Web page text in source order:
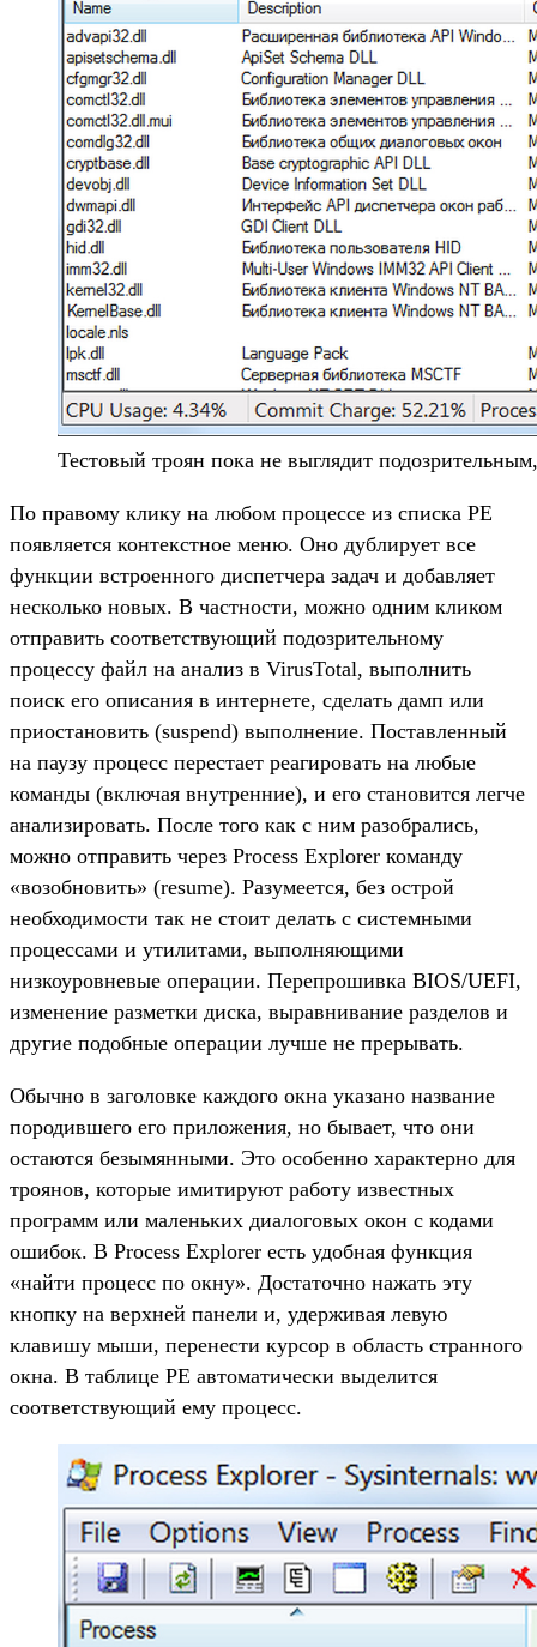
Тестовый троян пока не выглядит
По правому клику на любом процессе из списка PE
появляется контекстное меню. Оно дублирует все
функции встроенного диспетчера задач и добавляет
несколько новых. В частности, можно одним кликом
отправить соответствующий подозрительному
процессу файл на анализ в VirusTotal, выполнить
поиск его описания в интернете, сделать дамп или
приостановить (suspend) выполнение. Поставленный
на паузу процесс перестает реагировать на любые
команды (включая внутренние), и его становится легче
анализировать. После того как с ним разобрались,
можно отправить через Process Explorer команду
«возобновить» (resume). Разумеется, без острой
необходимости так не стоит делать с системными
процессами и утилитами, выполняющими
низкоуровневые операции. Перепрошивка BIOS/UEFI,
изменение разметки диска, выравнивание разделов и
другие подобные операции лучше не прерывать.
Обычно в заголовке каждого окна указано название
породившего его приложения, но бывает, что они
остаются безымянными. Это особенно характерно для
троянов, которые имитируют работу известных
программ или маленьких диалоговых окон с кодами
ошибок. В Process Explorer есть удобная функция
«найти процесс по окну». Достаточно нажать эту
кнопку на верхней панели и, удерживая левую
клавишу мыши, перенести курсор в область странного
окна. В таблице PE автоматически выделится
соответствующий ему процесс.